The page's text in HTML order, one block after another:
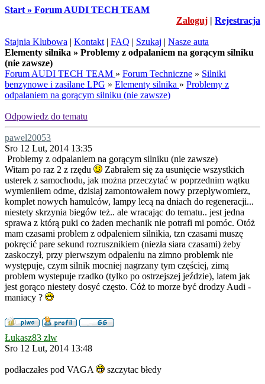
Start » Forum AUDI TECH TEAM
Zaloguj | Rejestracja
Stajnia Klubowa | Kontakt | FAQ | Szukaj | Nasze auta
Elementy silnika » Problemy z odpalaniem na gorącym silniku
(nie zawsze)
Forum AUDI TECH TEAM » Forum Techniczne » Silniki
benzynowe i zasilane LPG » Elementy silnika » Problemy z
odpalaniem na gorącym silniku (nie zawsze)
Odpowiedz do tematu
pawel20053
Sro 12 Lut, 2014 13:35
Problemy z odpalaniem na gorącym silniku (nie zawsze)
Witam po raz 2 z rzędu
Zabrałem się za usunięcie wszystkich
usterek z samochodu, jak można przeczytać w poprzednim wątku
wymieniłem odme, dzisiaj zamontowałem nowy przepływomierz,
komplet nowych hamulców, lampy lecą na dniach do regeneracji...
niestety skrzynia biegów też.. ale wracając do tematu.. jest jedna
sprawa z którą puki co żaden mechanik nie potrafi mi pomóc. Otóż
mam czasami problem z odpaleniem silnikia, tzn czasami muszę
pokręcić pare sekund rozrusznikiem (niezła siara czasami) żeby
zaskoczył, przy pierwszym odpaleniu na zimno problemk nie
występuje, czym silnik mocniej nagrzany tym częściej, zimą
problem wystepuje rzadko (tylko po ostrzejszej jeździe), latem jak
jest gorąco niestety dosyć często. Cóż to morze być drodzy Audi -
maniacy ?
Łukasz83 zlw
Sro 12 Lut, 2014 13:48
podłaczałes pod VAGA szczytac błedy